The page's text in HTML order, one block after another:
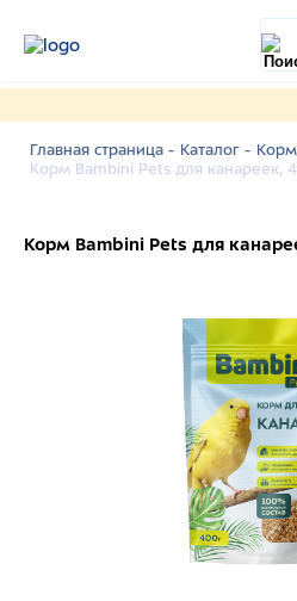
Главная страница - Каталог -
Корм Bambini Pets для канареек,
Корм Bambini Pets для